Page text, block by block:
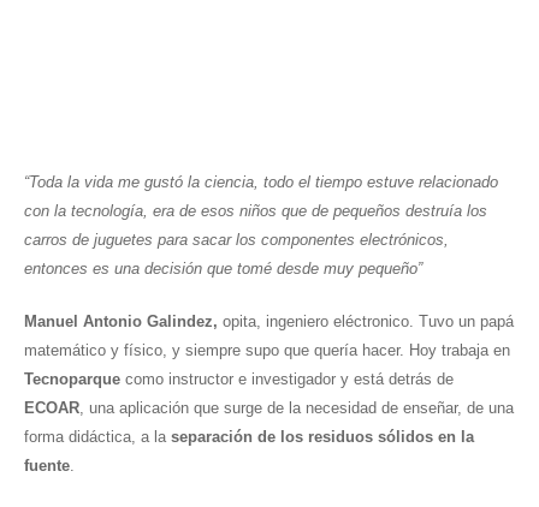
“Toda la vida me gustó la ciencia, todo el tiempo estuve relacionado
con la tecnología, era de esos niños que de pequeños destruía los
carros de juguetes para sacar los componentes electrónicos,
entonces es una decisión que tomé desde muy pequeño”
Manuel Antonio Galindez, opita, ingeniero eléctronico. Tuvo un papá
matemático y físico, y siempre supo que quería hacer. Hoy trabaja en
Tecnoparque como instructor e investigador y está detrás de
ECOAR , una aplicación que surge de la necesidad de enseñar, de una
forma didáctica, a la separación de los residuos sólidos en la
fuente